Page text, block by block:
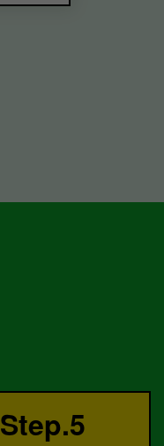
Step.5